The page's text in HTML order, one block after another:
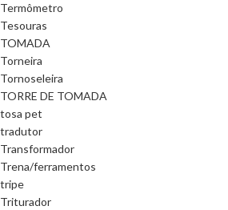
Termômetro
Tesouras
TOMADA
Torneira
Tornoseleira
TORRE DE TOMADA
tosa pet
tradutor
Transformador
Trena/ferramentos
tripe
Triturador